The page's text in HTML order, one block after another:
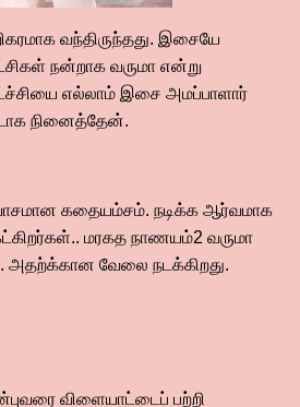
வந்திருந்தது. இசையே
நன்றாக வருமா என்று
எல்லாம் இசை அமப்பாளார்
நினைத்தேன்.
கதையம்சம். நடிக்க ஆர்வமாக
மரகத நாணயம்2 வருமா
அதற்க்கான வேலை நடக்கிறது.
விளையாட்டைப் பற்றி